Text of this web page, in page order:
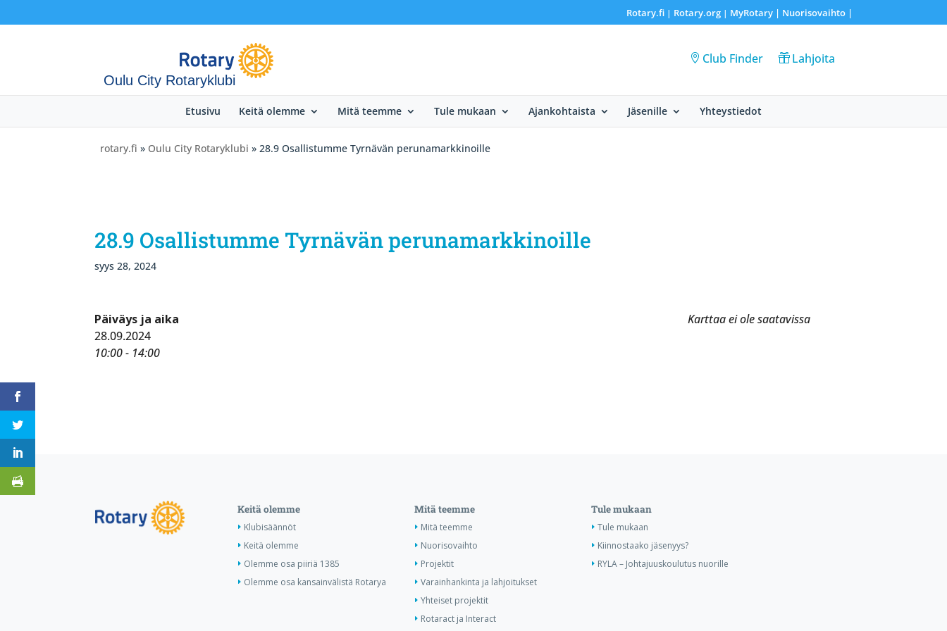
Rotary.fi| Rotary.org| MyRotary | Nuorisovaihto|
Oulu City Rotaryklubi
Club Finder Lahjoita
Etusivu Keitä olemme Mitä teemme Tule mukaan Ajankohtaista Jäsenille Yhteystiedot
rotary.fi » Oulu City Rotaryklubi » 28.9 Osallistumme Tyrnävän perunamarkkinoille
28.9 Osallistumme Tyrnävän perunamarkkinoille
syys 28, 2024
Karttaa ei ole saatavissa
Päiväys ja aika
28.09.2024
10:00 - 14:00
Keitä olemme
Klubisäännöt
Keitä olemme
Olemme osa piiriä 1385
Olemme osa kansainvälistä Rotarya
Mitä teemme
Mitä teemme
Nuorisovaihto
Projektit
Varainhankinta ja lahjoitukset
Yhteiset projektit
Rotaract ja Interact
Tule mukaan
Tule mukaan
Kiinnostaako jäsenyys?
RYLA – Johtajuuskoulutus nuorille